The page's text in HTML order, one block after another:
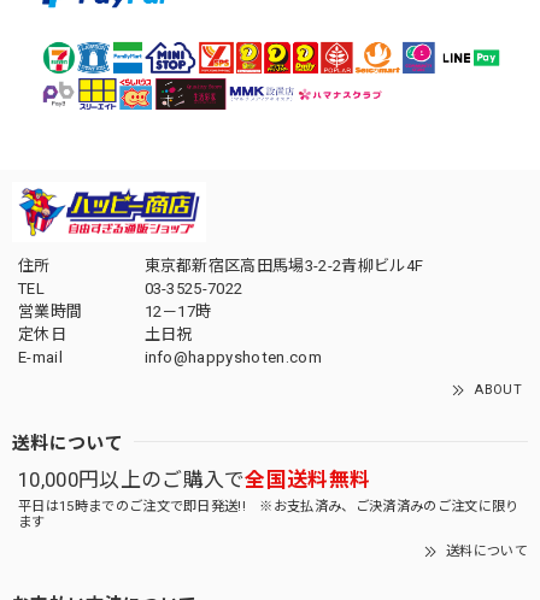
住所
東京都新宿区高田馬場3-2-2青柳ビル4F
TEL
03-3525-7022
営業時間
12－17時
定休日
土日祝
E-mail
info@happyshoten.com
ABOUT
送料について
10,000円以上のご購入で全国送料無料
平日は15時までのご注文で即日発送!! ※お支払済み、ご決済済みのご注文に限り
ます
送料について